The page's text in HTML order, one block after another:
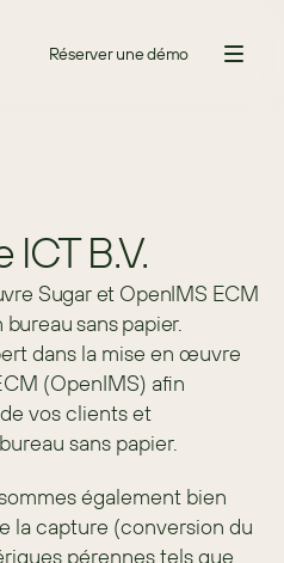
Réserver une démo
B.V.
Sugar et OpenIMS ECM
sans papier.
dans la mise en œuvre
(OpenIMS) afin
vos clients et
sans papier.
également bien
la capture (conversion du
pérennes tels que